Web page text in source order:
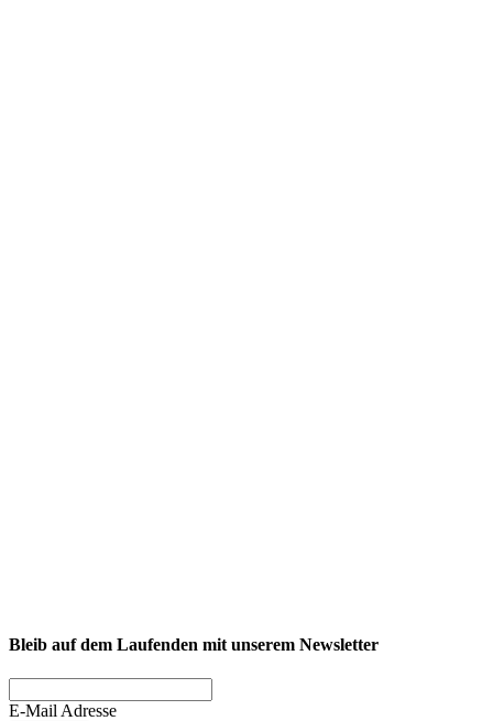
Bleib auf dem Laufenden mit unserem Newsletter
E-Mail Adresse